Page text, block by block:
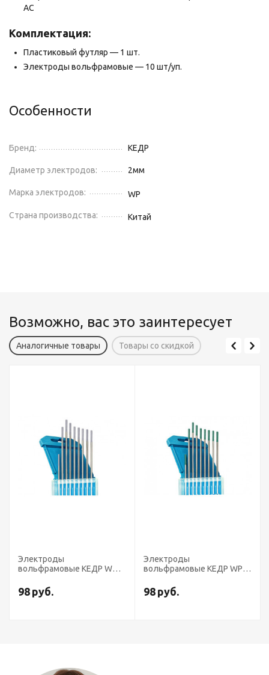
АС
Комплектация:
Пластиковый футляр — 1 шт.
Электроды вольфрамовые — 10 шт/уп.
Особенности
Бренд: КЕДР
Диаметр электродов: 2мм
Марка электродов: WP
Страна производства: Китай
Возможно, вас это заинтересует
Аналогичные товары Товары со скидкой
Электроды
вольфрамовые КЕДР WC-
(серый) AC/DC
98 руб.
Электроды
вольфрамовые КЕДР WP-
(зеленый) AC
98 руб.